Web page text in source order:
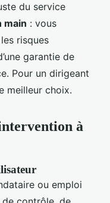
du service
main : vous
risques
garantie de
Pour un dirigeant
meilleur choix.
à
ou emploi